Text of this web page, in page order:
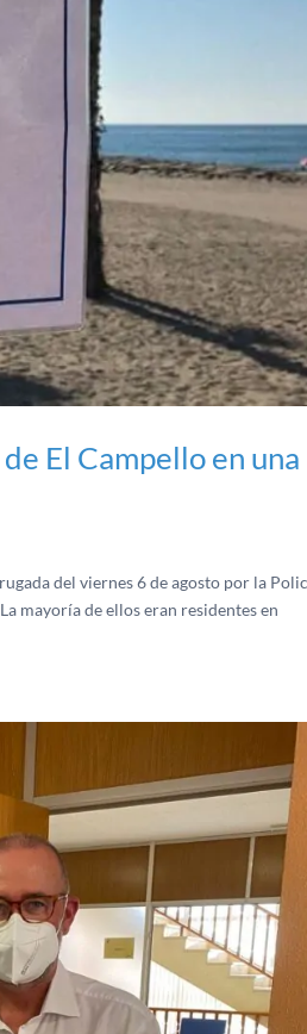
El Campello en una
del viernes 6 de agosto por la
mayoría de ellos eran residentes en